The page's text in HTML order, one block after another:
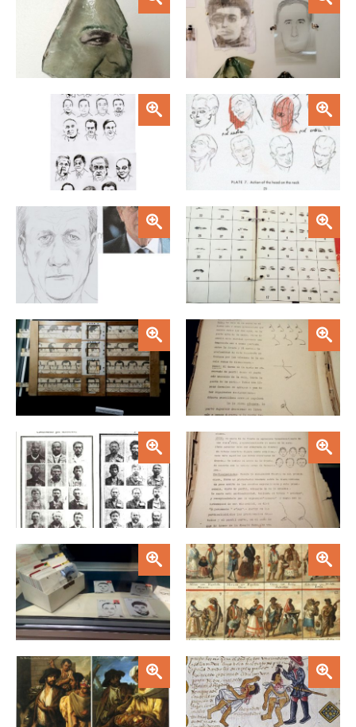
Zoom
Zoom Zoom
Zoom Zoom
Zoom Zoom
Zoom Zoom
Zoom Zoom